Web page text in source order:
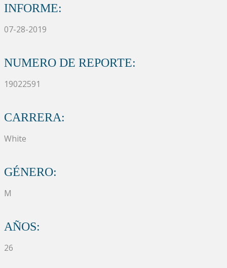
INFORME:
07-28-2019
NUMERO DE REPORTE:
19022591
CARRERA:
White
GÉNERO:
M
AÑOS:
26